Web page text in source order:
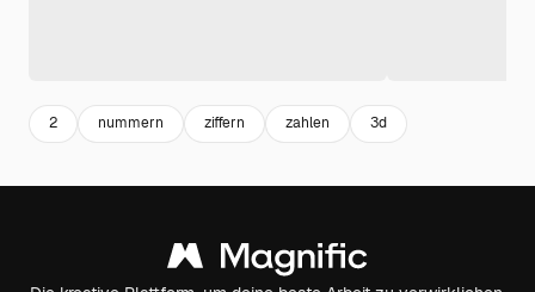
2 nummern ziffern zahlen 3d